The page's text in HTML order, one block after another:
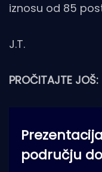
iznosu od 85
J.T.
PROČITAJTE JOŠ:
području